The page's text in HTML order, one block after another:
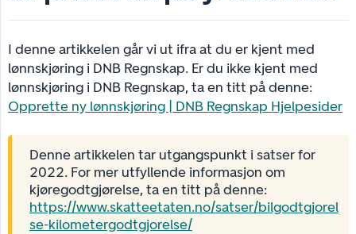
I denne artikkelen går vi ut ifra at du er kjent med
lønnskjøring i DNB Regnskap. Er du ikke kjent med
lønnskjøring i DNB Regnskap, ta en titt på denne:
Opprette ny lønnskjøring | DNB Regnskap Hjelpesider
Denne artikkelen tar utgangspunkt i satser for
2022. For mer utfyllende informasjon om
kjøregodtgjørelse, ta en titt på denne:
https://www.skatteetaten.no/satser/bilgodtgjorel
se-kilometergodtgjorelse/